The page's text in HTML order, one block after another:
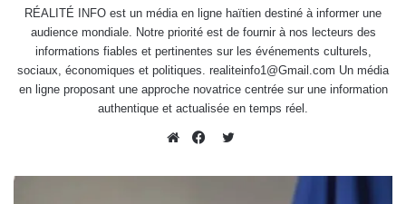
RÉALITÉ INFO est un média en ligne haïtien destiné à informer une
audience mondiale. Notre priorité est de fournir à nos lecteurs des
informations fiables et pertinentes sur les événements culturels,
sociaux, économiques et politiques. realiteinfo1@Gmail.com Un média
en ligne proposant une approche novatrice centrée sur une information
authentique et actualisée en temps réel.